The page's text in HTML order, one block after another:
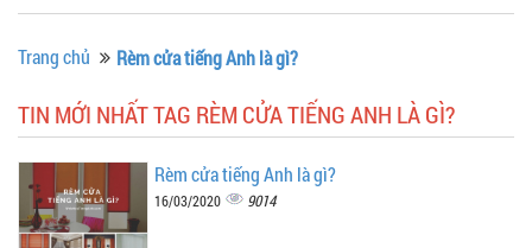
Trang chủ Rèm cửa tiếng Anh là gì?
TIN MỚI NHẤT TAG RÈM CỬA TIẾNG ANH LÀ GÌ?
Rèm cửa tiếng Anh là gì?
16/03/2020 9014